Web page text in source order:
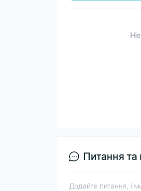
Питання та
Додайте питання, і